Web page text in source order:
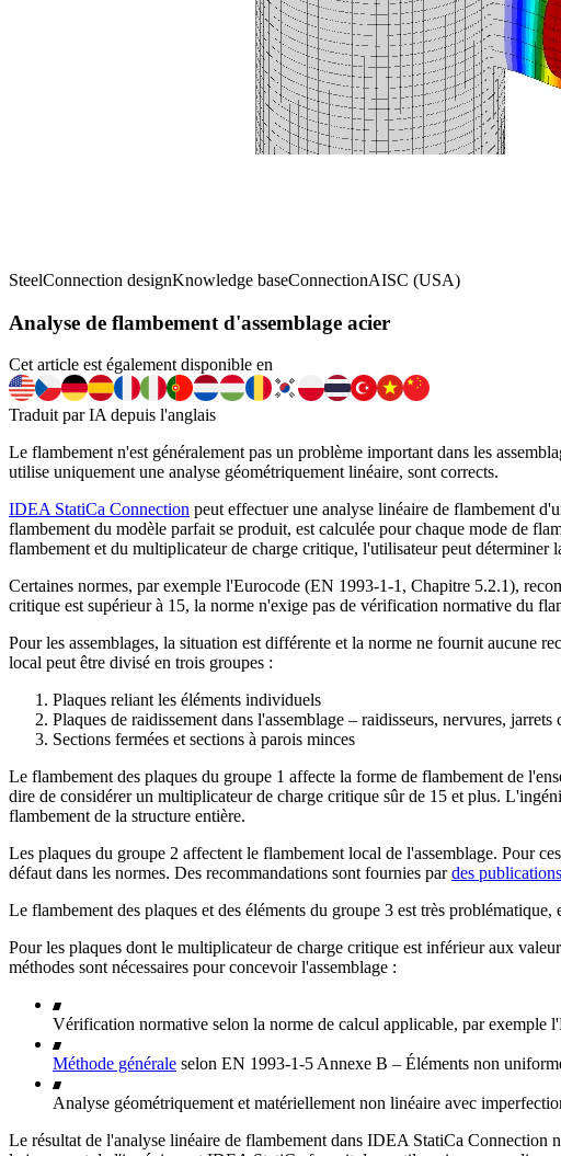
SteelConnection designKnowledge baseConnectionAISC (USA)
Analyse de flambement d'assemblage acier
Cet article est également disponible en
Traduit par IA depuis l'anglais
Le flambement n'est généralement pas un problème important dans les
utilise uniquement une analyse géométriquement linéaire, sont corrects.
IDEA StatiCa Connection peut effectuer une analyse linéaire de flambement
flambement du modèle parfait se produit, est calculée pour chaque mode de
flambement et du multiplicateur de charge critique, l'utilisateur peut déterminer
Certaines normes, par exemple l'Eurocode (EN 1993-1-1, Chapitre 5.2.1),
critique est supérieur à 15, la norme n'exige pas de vérification normative du
Pour les assemblages, la situation est différente et la norme ne fournit aucune
local peut être divisé en trois groupes :
Plaques reliant les éléments individuels
Plaques de raidissement dans l'assemblage – raidisseurs, nervures, jarrets
Sections fermées et sections à parois minces
Le flambement des plaques du groupe 1 affecte la forme de flambement de
dire de considérer un multiplicateur de charge critique sûr de 15 et plus.
flambement de la structure entière.
Les plaques du groupe 2 affectent le flambement local de l'assemblage. Pour
défaut dans les normes. Des recommandations sont fournies pardes
Le flambement des plaques et des éléments du groupe 3 est très
Pour les plaques dont le multiplicateur de charge critique est inférieur aux
méthodes sont nécessaires pour concevoir l'assemblage :
Vérification normative selon la norme de calcul applicable, par
Méthode générale selon EN 1993-1-5 Annexe B – Éléments non
Analyse géométriquement et matériellement non linéaire avec
Le résultat de l'analyse linéaire de flambement dans IDEA StatiCa